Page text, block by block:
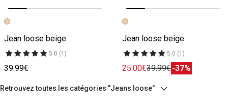
Image précédente
Image suivante
Jean loose beige
5.0 (1)
39.99€
Image précédente
Image suivante
Jean loose beige
5.0 (1)
25.00€39.99€-37%
Retrouvez toutes les catégories "Jeans loose"